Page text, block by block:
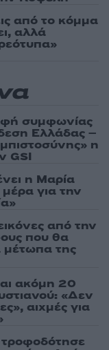
από το κόμμα
αλλά
συμφωνίας
Ελλάδας –
η
GSI
η Μαρία
για την
από την
που θα
μέτωπα της
ακόμη 20
«Δεν
αιχμές για